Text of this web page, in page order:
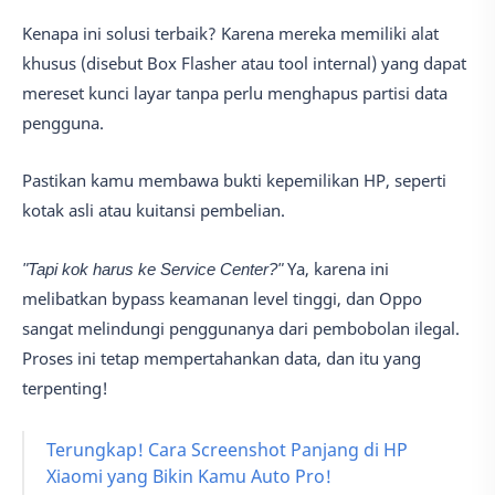
Kenapa ini solusi terbaik? Karena mereka memiliki alat
khusus (disebut Box Flasher atau tool internal) yang dapat
mereset kunci layar tanpa perlu menghapus partisi data
pengguna.
Pastikan kamu membawa bukti kepemilikan HP, seperti
kotak asli atau kuitansi pembelian.
"Tapi kok harus ke Service Center?"Ya, karena ini
melibatkan bypass keamanan level tinggi, dan Oppo
sangat melindungi penggunanya dari pembobolan ilegal.
Proses ini tetap mempertahankan data, dan itu yang
terpenting!
Terungkap! Cara Screenshot Panjang di HP
Xiaomi yang Bikin Kamu Auto Pro!